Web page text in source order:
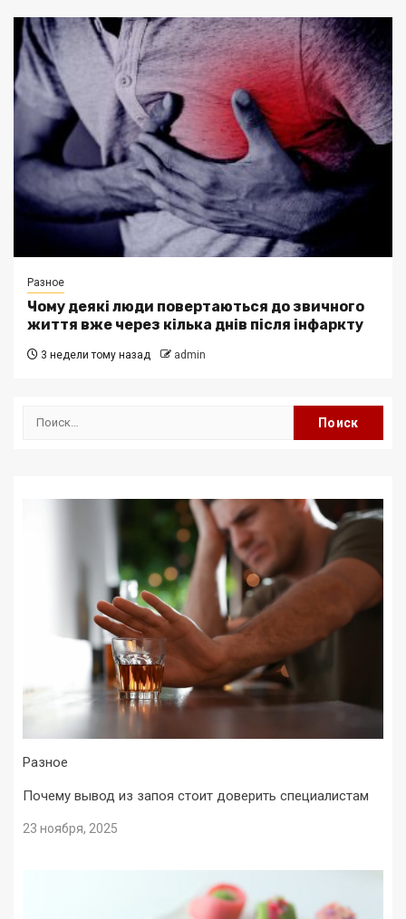
Разное
Чому деякі люди повертаються до звичного
життя вже через кілька днів після інфаркту
3 недели тому назад admin
Найти:
Разное
Почему вывод из запоя стоит доверить специалистам
23 ноября, 2025